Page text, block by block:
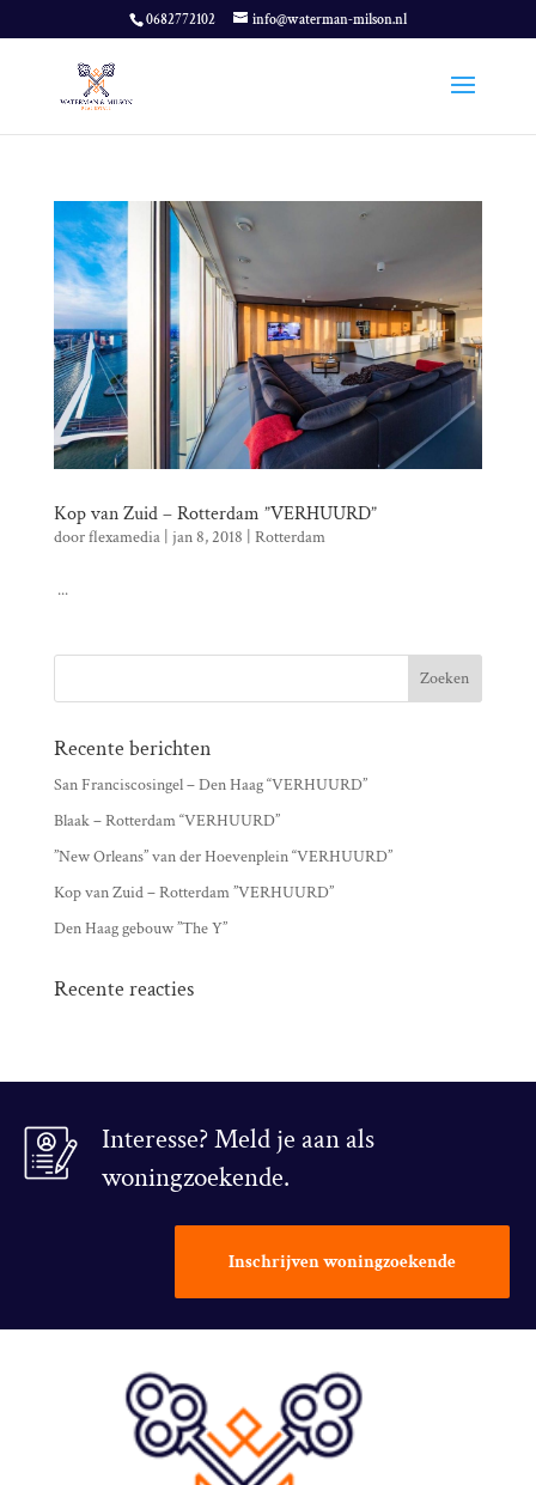
0682772102 info@waterman-milson.nl
Kop van Zuid – Rotterdam ”VERHUURD”
doorflexamedia| jan 8, 2018 Rotterdam
...
Recente berichten
San Franciscosingel – Den Haag “VERHUURD”
Blaak – Rotterdam “VERHUURD”
”New Orleans” van der Hoevenplein “VERHUURD”
Kop van Zuid – Rotterdam ”VERHUURD”
Den Haag gebouw ”The Y”
Recente reacties
Interesse? Meld je aan als
woningzoekende.
Inschrijven woningzoekende